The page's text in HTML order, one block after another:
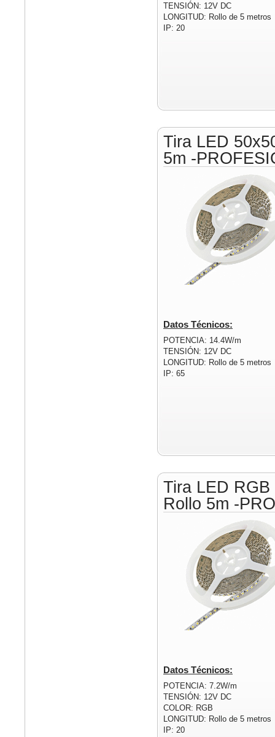
TENSIÓN: 12V DC
LONGITUD: Rollo de 5 metros
IP: 20
Tira LED
5m -
Datos Técnicos:
POTENCIA: 14.4W/m
TENSIÓN: 12V DC
LONGITUD: Rollo de 5 metros
IP: 65
Tira LED
Rollo 5m -
Datos Técnicos:
POTENCIA: 7.2W/m
TENSIÓN: 12V DC
COLOR: RGB
LONGITUD: Rollo de 5 metros
IP: 20